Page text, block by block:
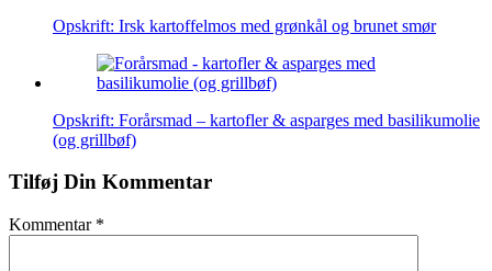
Opskrift: Irsk kartoffelmos med grønkål og brunet smør
Opskrift: Forårsmad – kartofler & asparges med basilikumolie
(og grillbøf)
Tilføj Din Kommentar
Kommentar *